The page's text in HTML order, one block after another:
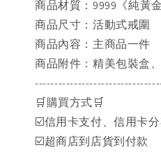
商品材質：9999《純黃
商品尺寸：活動式戒圍
商品內容：主商品一件
商品附件：精美包裝盒
🛒購買方式🛒
☑️信用卡支付、信用卡
☑️超商店到店貨到付款